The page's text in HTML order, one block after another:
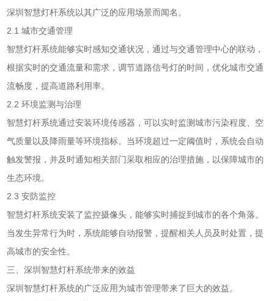
深圳智慧灯杆系统以其广泛的应用场景而闻名。
2.1 城市交通管理
智慧灯杆系统能够实时感知交通状况，通过与交通管理中心的联动，
根据实时的交通流量和需求，调节道路信号灯的时间，优化城市交通
流畅度，提高道路利用率。
2.2 环境监测与治理
智慧灯杆系统通过安装环境传感器，可以实时监测城市污染程度、空
气质量以及降雨量等环境指标。当环境超过一定阈值时，系统会自动
触发警报，并及时通知相关部门采取相应的治理措施，以保障城市的
生态环境。
2.3 安防监控
智慧灯杆系统安装了监控摄像头，能够实时捕捉到城市的各个角落。
当发生异常行为时，系统能够自动报警，提醒相关人员及时处置，提
高城市的安全性。
三、深圳智慧灯杆系统带来的效益
深圳智慧灯杆系统的广泛应用为城市管理带来了巨大的效益。